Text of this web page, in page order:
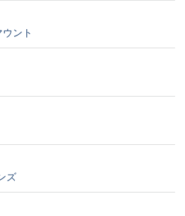
ント
ズ